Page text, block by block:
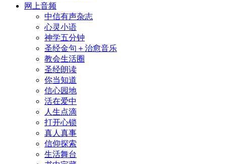
网上音频
中信有声杂志
心灵小语
神学五分钟
圣经金句＋治愈音乐
教会生活圈
圣经朗读
你当知道
信心园地
活在爱中
人生点滴
打开心锁
真人真事
信仰探索
生活舞台